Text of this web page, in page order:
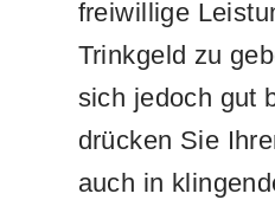
freiwillige
Trinkgeld zu
sich jedoch gut
drücken Sie
auch in